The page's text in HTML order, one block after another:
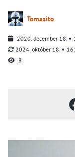
Tomasito
2020. december 18.
2024. október 18.
8